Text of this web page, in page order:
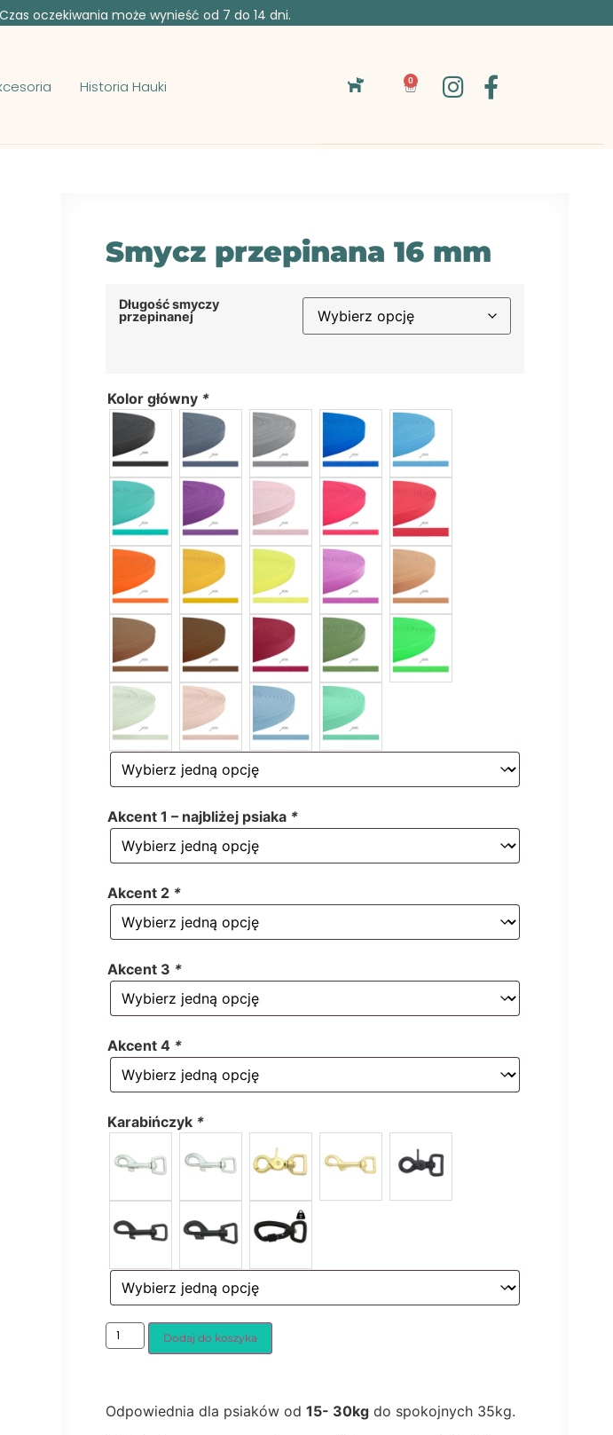
oczekiwania może wynieść od 7 do 14 dni.
Historia Hauki 0
Smycz przepinana 16 mm
Długość smyczy
przepinanej
Kolor główny *
Akcent 1 – najbliżej psiaka *
Akcent 2 *
Akcent 3 *
Akcent 4 *
Karabińczyk *
Dodaj do koszyka
Odpowiednia dla psiaków od 15- 30kg do spokojnych 35kg.